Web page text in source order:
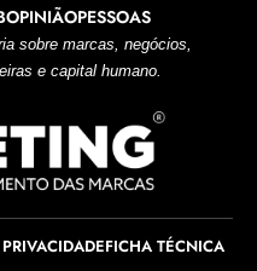
OPINIÃOPESSOAS
sobre marcas, negócios,
e capital humano.
FICHA TÉCNICA